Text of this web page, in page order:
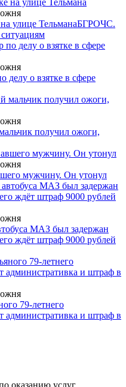
улице ТельманаБГРОЧС.
делу о взятке в сфере
получил ожоги,
мужчину. Он утонул
МАЗ был задержан
ждёт штраф 9000 рублей
79-летнего
административка и штраф в